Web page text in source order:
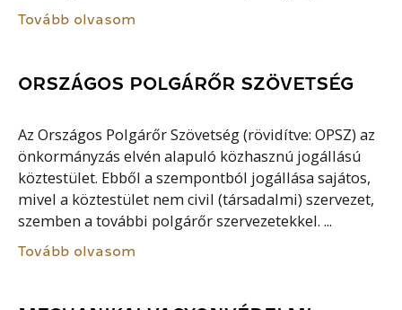
Tovább olvasom
ORSZÁGOS POLGÁRŐR SZÖVETSÉG
Az Országos Polgárőr Szövetség (rövidítve: OPSZ) az
önkormányzás elvén alapuló közhasznú jogállású
köztestület. Ebből a szempontból jogállása sajátos,
mivel a köztestület nem civil (társadalmi) szervezet,
szemben a további polgárőr szervezetekkel. ...
Tovább olvasom